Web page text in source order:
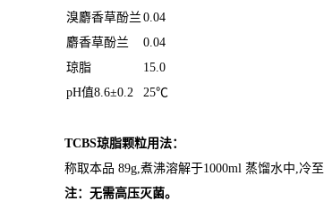
溴麝香草酚兰 0.04
麝香草酚兰
0.04
琼脂
15.0
pH值8.6±0.2 25℃
TCBS琼脂颗粒用法：
称取本品 89g, 煮沸溶解于1000ml 蒸馏水中 冷至
注： 无需高压灭菌。